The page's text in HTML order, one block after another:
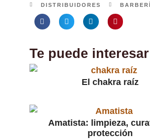
DISTRIBUIDORES
Te puede interesar
El chakra raíz
Amatista: limpieza,
protección